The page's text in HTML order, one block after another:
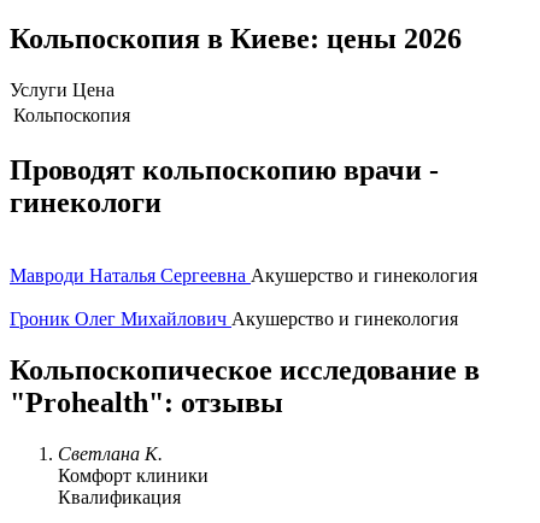
Кольпоскопия в Киеве: цены 2026
Услуги Цена
Кольпоскопия
Проводят кольпоскопию врачи -
гинекологи
Мавроди Наталья Сергеевна Акушерство и гинекология
Гроник Олег Михайлович Акушерство и гинекология
Кольпоскопическое исследование в
"Prohealth": отзывы
Светлана К.
Комфорт клиники
Квалификация